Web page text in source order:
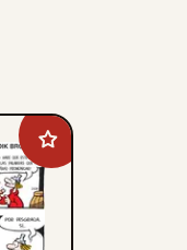
Add
Hagar